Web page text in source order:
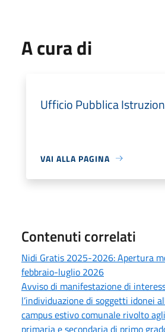
A cura di
Ufficio Pubblica
VAI ALLA PAGINA
Contenuti correlati
Nidi Gratis 2025-2026: Apertura
febbraio-luglio 2026
Avviso di manifestazione di
l’individuazione di soggetti idonei
campus estivo comunale rivolto
primaria e secondaria di primo